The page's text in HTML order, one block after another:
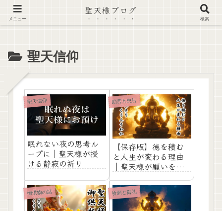
【注意喚起】偽サイト及び偽情報に注意 ▶確認する◀
聖天信仰
聖天信仰
眠れない夜の思考ル
ープに｜聖天様が授
ける静寂の祈り
助言と忠告
【保存版】徳を積む
と人生が変わる理由
｜聖天様が願いを叶
慣【運気・金運・人
間関係】
御供物の話 祈願と御礼
メニュー
聖天様ブログ
検索